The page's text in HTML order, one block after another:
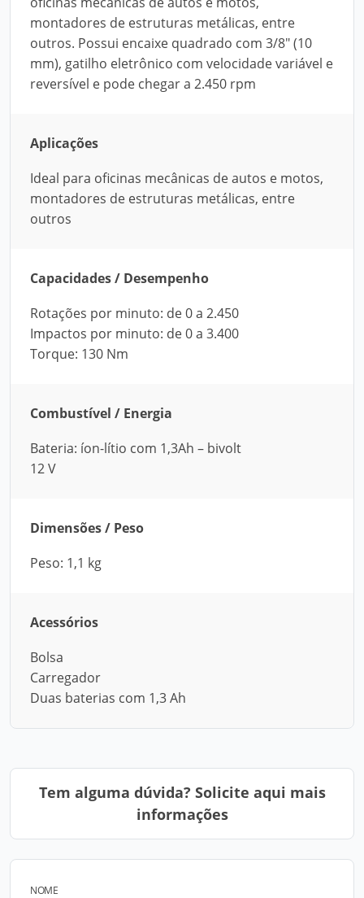
montadores de estruturas metálicas, entre
outros. Possui encaixe quadrado com 3/8" (10
mm), gatilho eletrônico com velocidade variável e
reversível e pode chegar a 2.450 rpm
Aplicações
Ideal para oficinas mecânicas de autos e motos,
montadores de estruturas metálicas, entre
outros
Capacidades / Desempenho
Rotações por minuto: de 0 a 2.450
Impactos por minuto: de 0 a 3.400
Torque: 130 Nm
Combustível / Energia
Bateria: íon-lítio com 1,3Ah – bivolt
12 V
Dimensões / Peso
Peso: 1,1 kg
Acessórios
Bolsa
Carregador
Duas baterias com 1,3 Ah
Tem alguma dúvida? Solicite aqui mais
informações
NOME